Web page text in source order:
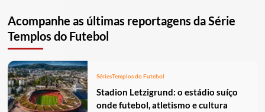
Acompanhe as últimas reportagens da Série
Templos do Futebol
SériesTemplos do Futebol
Stadion Letzigrund: o estádio suíço
onde futebol, atletismo e cultura